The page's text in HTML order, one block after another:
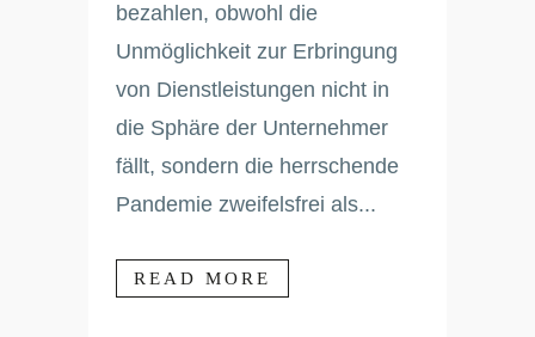
bezahlen, obwohl die
Unmöglichkeit zur Erbringung
von Dienstleistungen nicht in
die Sphäre der Unternehmer
fällt, sondern die herrschende
Pandemie zweifelsfrei als...
READ MORE